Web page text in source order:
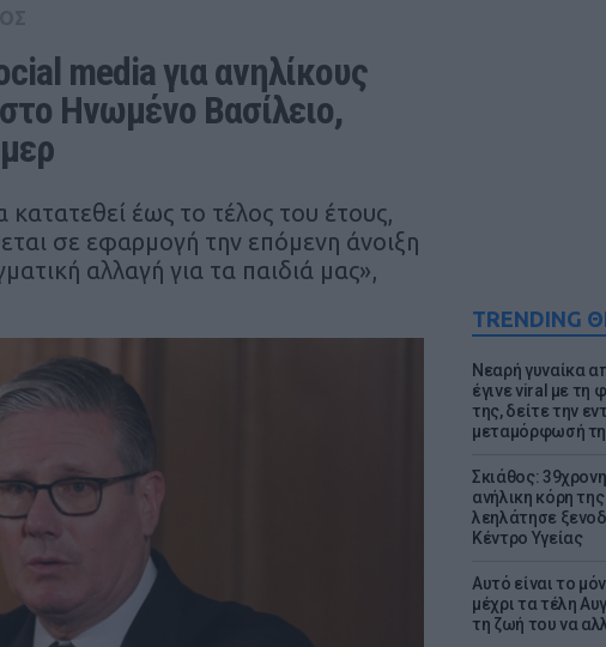
TRENDING
Νεαρή γυναίκα
έγινε viral με τη
της, δείτε την
μεταμόρφωσή
Σκιάθος:
ανήλικη κόρη
λεηλάτησε
Κέντρο Υγείας
Αυτό είναι το
μέχρι τα τέλη
τη ζωή του να
media για ανηλίκους
Ηνωμένο Βασίλειο,
έως το τέλος του έτους,
σε εφαρμογή την επόμενη άνοιξη
αλλαγή για τα παιδιά μας»,